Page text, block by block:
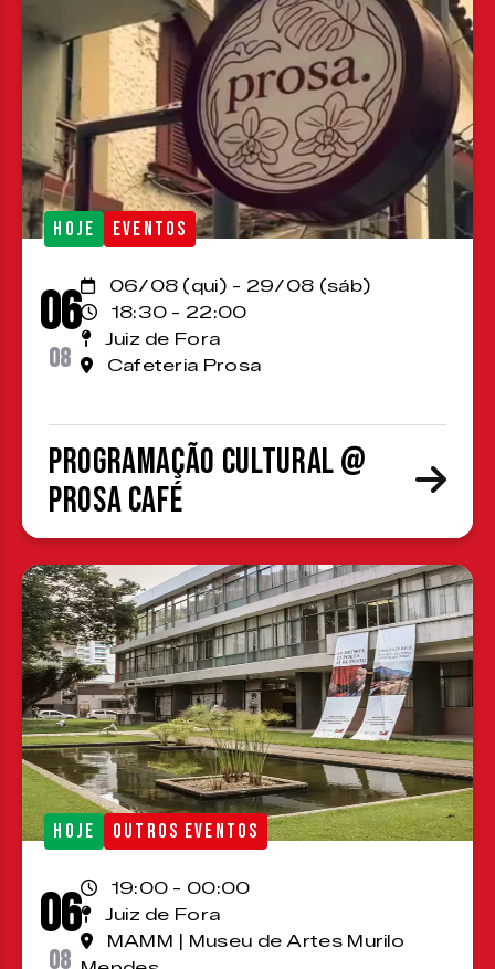
HOJE EVENTOS
06
08
06/08 (qui) - 29/08 (sáb)
18:30 - 22:00
Juiz de Fora
Cafeteria Prosa
Programação cultural @
Prosa Café
HOJE OUTROS EVENTOS
06
08
19:00 - 00:00
Juiz de Fora
MAMM | Museu de Artes Murilo